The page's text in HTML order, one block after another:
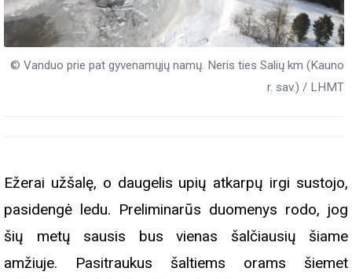
© Vanduo prie pat gyvenamųjų namų. Neris ties Salių km (Kauno
r. sav.) / LHMT
Ežerai užšalę, o daugelis upių atkarpų irgi sustojo,
pasidengė ledu. Preliminarūs duomenys rodo, jog
šių metų sausis bus vienas šalčiausių šiame
amžiuje. Pasitraukus šaltiems orams šiemet